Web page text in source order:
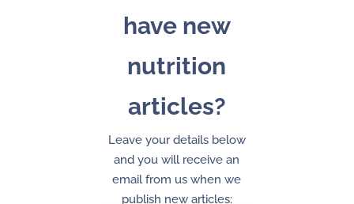
have new
nutrition
articles?
Leave your details below
and you will receive an
email from us when we
publish new articles: